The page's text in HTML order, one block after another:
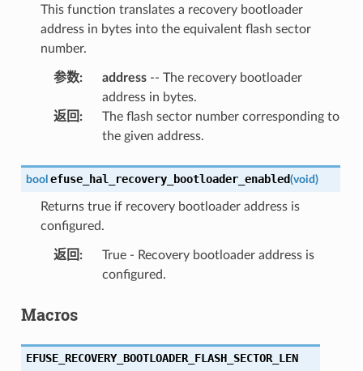
This function translates a recovery bootloader
address in bytes into the equivalent flash sector
number.
参数: address-- The recovery bootloader
address in bytes.
返回 :
The flash sector number corresponding to
the given address.
bool efuse_hal_recovery_bootloader_enabled(void)
Returns true if recovery bootloader address is
configured.
返回 :
True - Recovery bootloader address is
configured.
Macros
EFUSE_RECOVERY_BOOTLOADER_FLASH_SECTOR_LEN